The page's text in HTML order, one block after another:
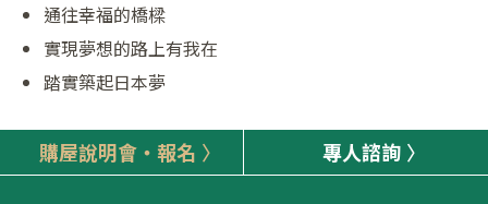
通往幸福的橋樑
實現夢想的路上有我在
踏實築起日本夢
購屋說明會‧報名 專人諮詢